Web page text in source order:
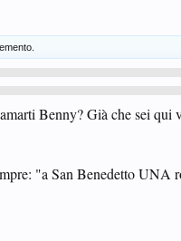
Benny? Già che sei qui
"a San Benedetto UNA